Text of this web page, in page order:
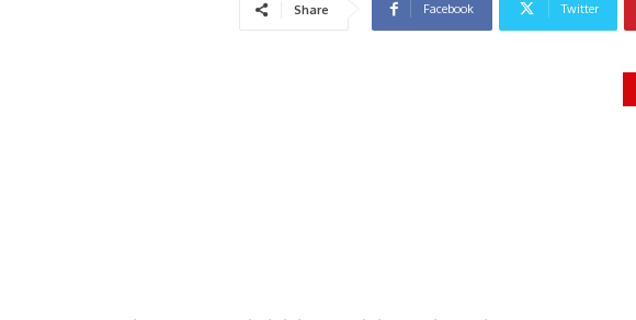
Share Facebook Twitter